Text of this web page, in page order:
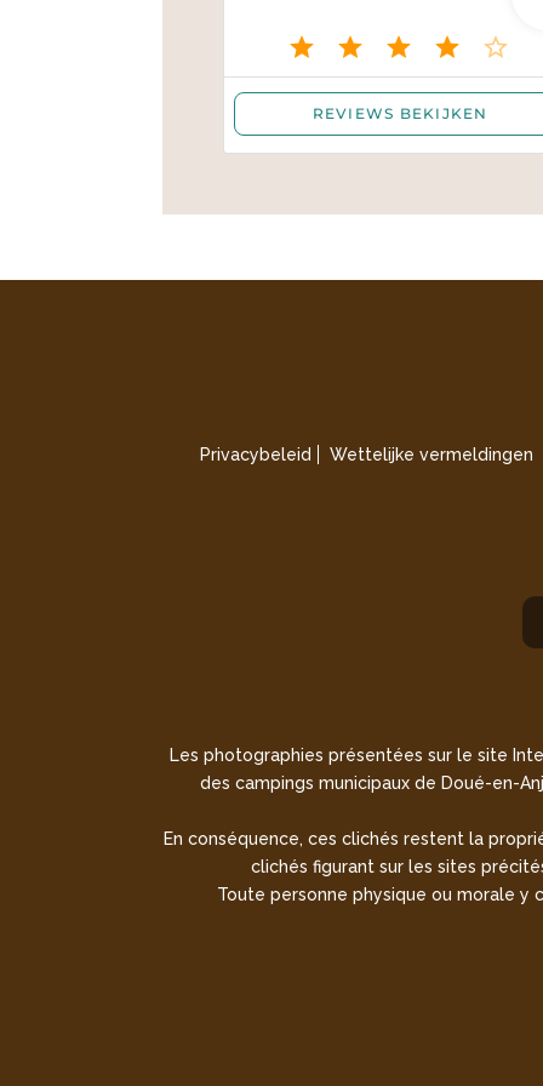
Privacybeleid Wettelijke vermeldingen
Les photographies présentées sur le site
des campings municipaux de Doué-en-
En conséquence, ces clichés restent la
clichés figurant sur les sites
Toute personne physique ou morale y